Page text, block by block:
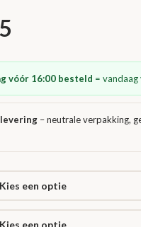
vóór 16:00 besteld =
– neutrale verpakking,